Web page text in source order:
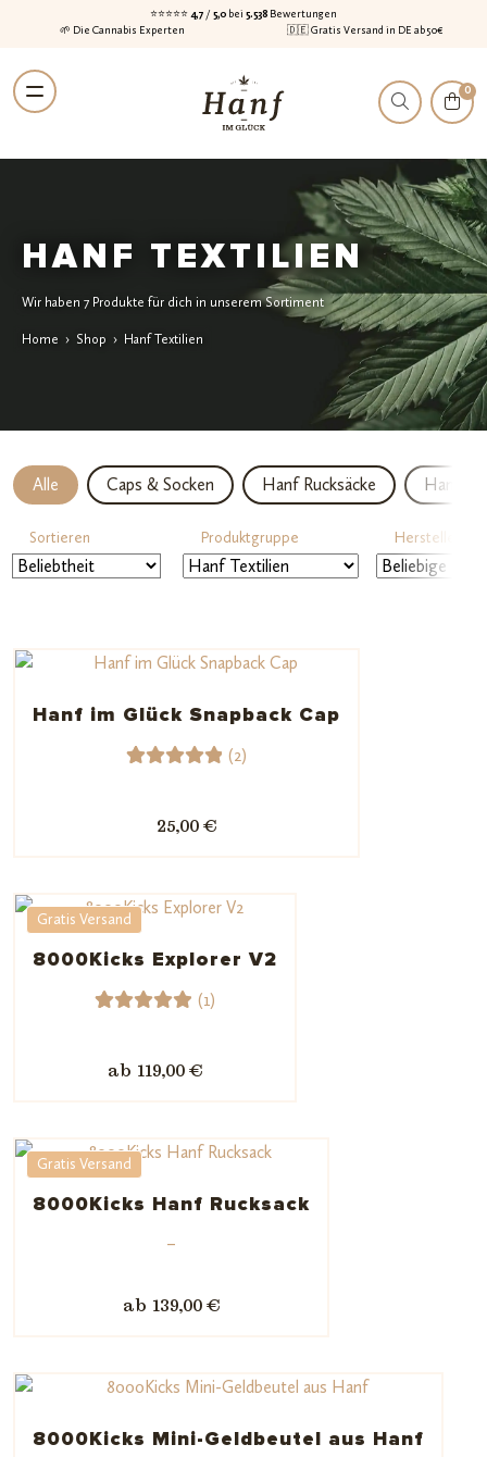
⭐⭐⭐⭐⭐4,7 / 5,0 bei 5.538 Bewertungen
🌱 Die Cannabis Experten
🇩🇪 Gratis Versand in DE ab 50€
Navigation
Zum
Inhalt
0
HANF TEXTILIEN
Wir haben 7 Produkte für dich in unserem Sortiment
Home › Shop › Hanf Textilien
Alle Caps & Socken Hanf Rucksäcke Hanf
Sortieren Produktgruppe Hersteller
Hanf im Glück Snapback Cap
5.00von
d auf
ewertun
gen
(2)
25,00 €
Gratis Versand
8000Kicks Explorer V2
5.00von
d auf
ewertun
(1)
ab 119,00 €
Gratis Versand
8000Kicks Hanf Rucksack
–
ab 139,00 €
8000Kicks Mini-Geldbeutel aus Hanf